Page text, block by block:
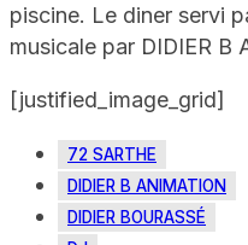
piscine. Le diner servi
musicale par DIDIER B
[justified_image_grid]
72 SARTHE
DIDIER B ANIMATION
DIDIER BOURASSÉ